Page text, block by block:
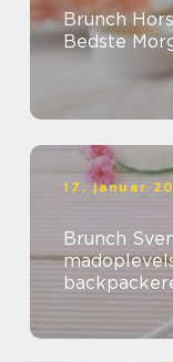
Brunch
Bedste
17. januar
Brunch